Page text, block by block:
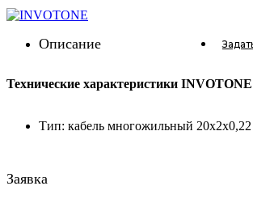
Описание
Технические характеристики
Тип: кабель многожильный
Заявка